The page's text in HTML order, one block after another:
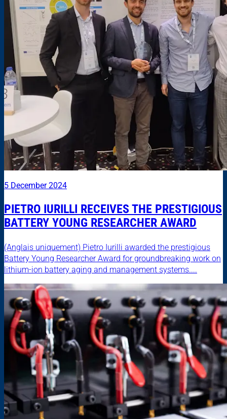
5 December 2024
PIETRO IURILLI RECEIVES THE PRESTIGIOUS
BATTERY YOUNG RESEARCHER AWARD
(Anglais uniquement) Pietro Iurilli awarded the prestigious
Battery Young Researcher Award for groundbreaking work on
lithium-ion battery aging and management systems....